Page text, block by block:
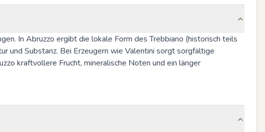
In Abruzzo ergibt die lokale Form des Trebbiano (historisch teils
und Substanz. Bei Erzeugern wie Valentini sorgt sorgfältige
kraftvollere Frucht, mineralische Noten und ein länger